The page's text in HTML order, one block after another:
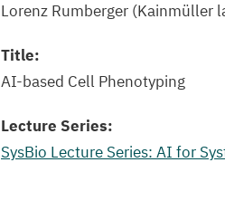
Lorenz Rumberger (Kainmüller
Title:
AI-based Cell Phenotyping
Lecture Series:
SysBio Lecture Series: AI for